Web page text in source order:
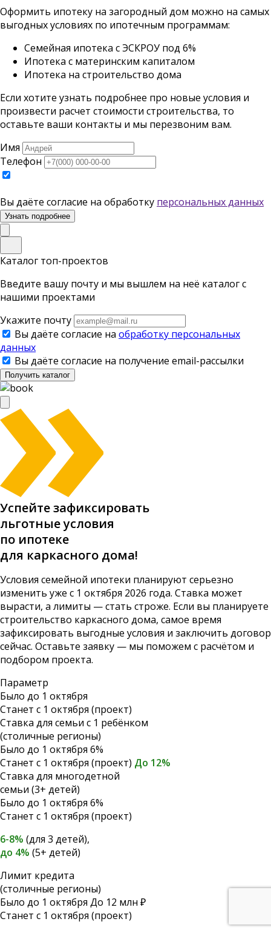
Оформить ипотеку на загородный дом можно на самых
выгодных условиях по ипотечным программам:
Семейная ипотека с ЭСКРОУ под 6%
Ипотека с материнским капиталом
Ипотека на строительство дома
Если хотите узнать подробнее про новые условия и
произвести расчет стоимости строительства, то
оставьте ваши контакты и мы перезвоним вам.
Имя
Телефон
Вы даёте согласие на обработку персональных данных
Узнать подробнее
Каталог топ-проектов
Введите вашу почту и мы вышлем на неё каталог с
нашими проектами
Укажите почту
Вы даёте согласие на обработку персональных
данных
Вы даёте согласие на получение email-рассылки
Получить каталог
Успейте зафиксировать
льготные условия
по ипотеке
для каркасного дома!
Условия семейной ипотеки планируют серьезно
изменить уже с 1 октября 2026 года. Ставка может
вырасти, а лимиты — стать строже. Если вы планируете
строительство каркасного дома, самое время
зафиксировать выгодные условия и заключить договор
сейчас. Оставьте заявку — мы поможем с расчётом и
подбором проекта.
Параметр
Было до 1 октября
Станет с 1 октября (проект)
Ставка для семьи с 1 ребёнком
(столичные регионы)
Было до 1 октября 6%
Станет с 1 октября (проект) До 12%
Ставка для многодетной
семьи (3+ детей)
Было до 1 октября 6%
Станет с 1 октября (проект)
6-8% (для 3 детей),
до 4% (5+ детей)
Лимит кредита
(столичные регионы)
Было до 1 октября До 12 млн ₽
Станет с 1 октября (проект)